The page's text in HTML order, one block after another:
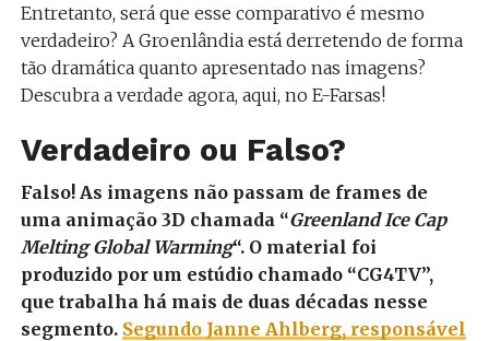
Entretanto, será que esse comparativo é mesmo
verdadeiro? A Groenlândia está derretendo de forma
tão dramática quanto apresentado nas imagens?
Descubra a verdade agora, aqui, no E-Farsas!
Verdadeiro ou Falso?
Falso! As imagens não passam de frames de
uma animação 3D chamada “Greenland Ice Cap
Melting Global Warming“. O material foi
produzido por um estúdio chamado “CG4TV”,
que trabalha há mais de duas décadas nesse
segmento. Segundo Janne Ahlberg, responsável